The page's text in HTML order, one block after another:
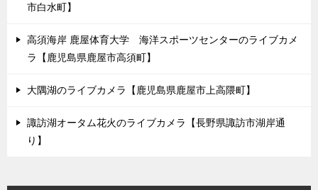
市白水町】
高須海岸 鹿屋体育大学 海洋スポーツセンターのライブカメ
ラ【鹿児島県鹿屋市高須町】
大隅湖のライブカメラ【鹿児島県鹿屋市上高隈町】
諏訪湖オータム花火のライブカメラ【長野県諏訪市湖岸通
り】